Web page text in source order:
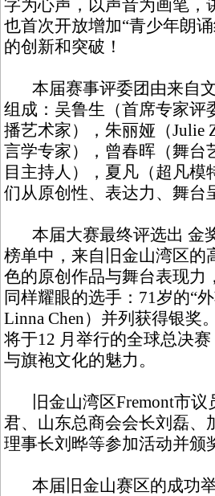
字为心声，以声音为画笔，
也首次开放增加“青少年朗
的创新和突破！
本届赛事评委团由来自文
组成：吴鲁生（首席专家评
播艺术家），朱丽娅（Julie
言学专家），曾春晖（舞台
目主持人），夏凡（超凡
们从原创性、表达力、舞台
本届大赛最终评选出 金
榜单中，来自旧金山湾区的
色的原创作品与舞台表现力
同样耀眼的选手：71岁的“
Linna Chen）并列获得银奖
将于12 月举行的全球总决
与旗袍文化的魅力。
旧金山湾区Fremont市议
君、山东总商会会长刘磊、
理事长刘晔等参加活动并颁
本届旧金山赛区的成功举